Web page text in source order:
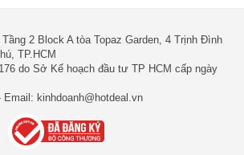
2 Block A tòa Topaz Garden, 4 Trịnh Đình
TP.HCM
do Sở Kế hoạch đầu tư TP HCM cấp ngày
Email: kinhdoanh@hotdeal.vn